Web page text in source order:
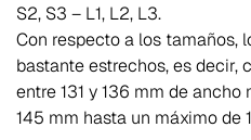
S2, S3 – L1, L2, L3.
Con respecto a los tamaños,
bastante estrechos, es decir,
entre 131 y 136 mm de
145 mm hasta un máximo de